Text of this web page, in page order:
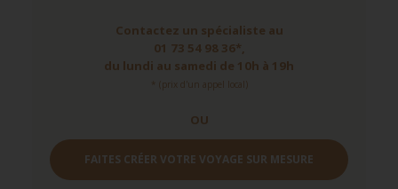
Contactez un spécialiste au
01 73 54 98 36*,
du lundi au samedi de 10h à 19h
* (prix d'un appel local)
OU
FAITES CRÉER VOTRE VOYAGE SUR MESURE